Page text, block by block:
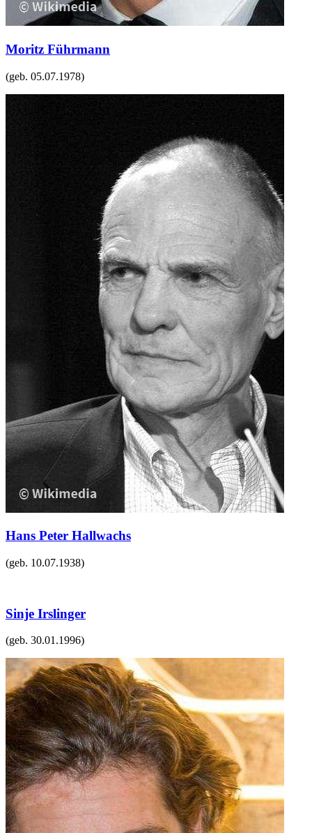
Moritz Führmann
(geb. 05.07.1978)
Hans Peter Hallwachs
(geb. 10.07.1938)
Sinje Irslinger
(geb. 30.01.1996)